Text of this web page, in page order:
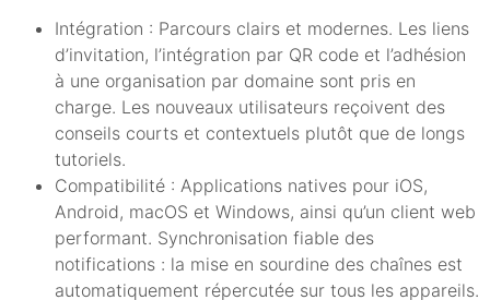
Intégration : Parcours clairs et modernes. Les liens
d’invitation, l’intégration par QR code et l’adhésion
à une organisation par domaine sont pris en
charge. Les nouveaux utilisateurs reçoivent des
conseils courts et contextuels plutôt que de longs
tutoriels.
Compatibilité : Applications natives pour iOS,
Android, macOS et Windows, ainsi qu’un client web
performant. Synchronisation fiable des
notifications : la mise en sourdine des chaînes est
automatiquement répercutée sur tous les appareils.